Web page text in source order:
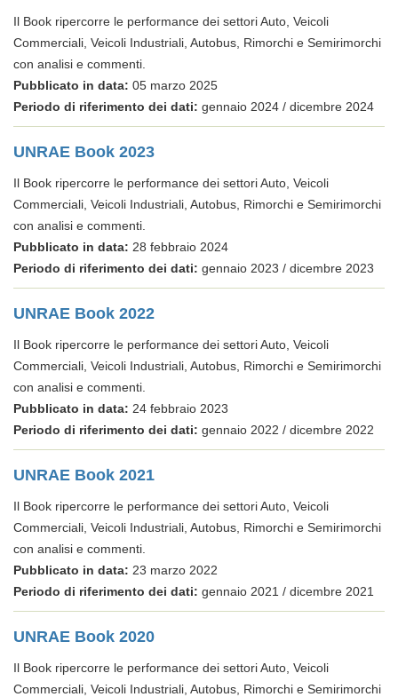
Il Book ripercorre le performance dei settori Auto, Veicoli
Commerciali, Veicoli Industriali, Autobus, Rimorchi e Semirimorchi
con analisi e commenti.
Pubblicato in data: 05 marzo 2025
Periodo di riferimento dei dati: gennaio 2024 / dicembre 2024
UNRAE Book 2023
Il Book ripercorre le performance dei settori Auto, Veicoli
Commerciali, Veicoli Industriali, Autobus, Rimorchi e Semirimorchi
con analisi e commenti.
Pubblicato in data: 28 febbraio 2024
Periodo di riferimento dei dati: gennaio 2023 / dicembre 2023
UNRAE Book 2022
Il Book ripercorre le performance dei settori Auto, Veicoli
Commerciali, Veicoli Industriali, Autobus, Rimorchi e Semirimorchi
con analisi e commenti.
Pubblicato in data: 24 febbraio 2023
Periodo di riferimento dei dati: gennaio 2022 / dicembre 2022
UNRAE Book 2021
Il Book ripercorre le performance dei settori Auto, Veicoli
Commerciali, Veicoli Industriali, Autobus, Rimorchi e Semirimorchi
con analisi e commenti.
Pubblicato in data: 23 marzo 2022
Periodo di riferimento dei dati: gennaio 2021 / dicembre 2021
UNRAE Book 2020
Il Book ripercorre le performance dei settori Auto, Veicoli
Commerciali, Veicoli Industriali, Autobus, Rimorchi e Semirimorchi